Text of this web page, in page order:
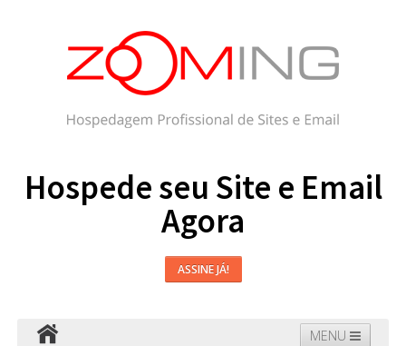
Hospede seu Site e Email
Agora
ASSINE JÁ!
MENU